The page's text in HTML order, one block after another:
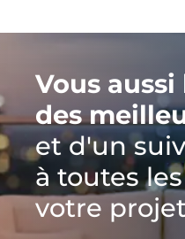
Vous
des
et d'un
à toutes
votre